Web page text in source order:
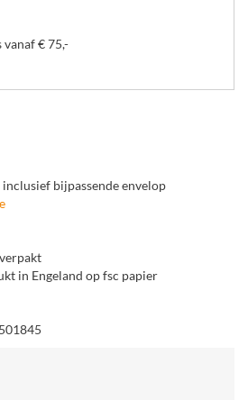
€ 75,-
bijpassende envelop
in Engeland op fsc papier